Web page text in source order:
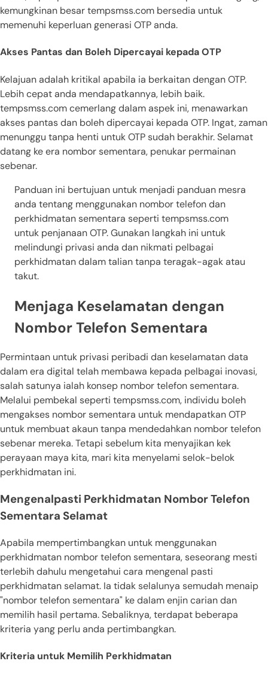
kemungkinan besar tempsmss.com bersedia untuk
memenuhi keperluan generasi OTP anda.
Akses Pantas dan Boleh Dipercayai kepada OTP
Kelajuan adalah kritikal apabila ia berkaitan dengan OTP.
Lebih cepat anda mendapatkannya, lebih baik.
tempsmss.com cemerlang dalam aspek ini, menawarkan
akses pantas dan boleh dipercayai kepada OTP. Ingat, zaman
menunggu tanpa henti untuk OTP sudah berakhir. Selamat
datang ke era nombor sementara, penukar permainan
sebenar.
Panduan ini bertujuan untuk menjadi panduan mesra
anda tentang menggunakan nombor telefon dan
perkhidmatan sementara seperti tempsmss.com
untuk penjanaan OTP. Gunakan langkah ini untuk
melindungi privasi anda dan nikmati pelbagai
perkhidmatan dalam talian tanpa teragak-agak atau
takut.
Menjaga Keselamatan dengan
Nombor Telefon Sementara
Permintaan untuk privasi peribadi dan keselamatan data
dalam era digital telah membawa kepada pelbagai inovasi,
salah satunya ialah konsep nombor telefon sementara.
Melalui pembekal seperti tempsmss.com, individu boleh
mengakses nombor sementara untuk mendapatkan OTP
untuk membuat akaun tanpa mendedahkan nombor telefon
sebenar mereka. Tetapi sebelum kita menyajikan kek
perayaan maya kita, mari kita menyelami selok-belok
perkhidmatan ini.
Mengenalpasti Perkhidmatan Nombor Telefon
Sementara Selamat
Apabila mempertimbangkan untuk menggunakan
perkhidmatan nombor telefon sementara, seseorang mesti
terlebih dahulu mengetahui cara mengenal pasti
perkhidmatan selamat. Ia tidak selalunya semudah menaip
"nombor telefon sementara" ke dalam enjin carian dan
memilih hasil pertama. Sebaliknya, terdapat beberapa
kriteria yang perlu anda pertimbangkan.
Kriteria untuk Memilih Perkhidmatan